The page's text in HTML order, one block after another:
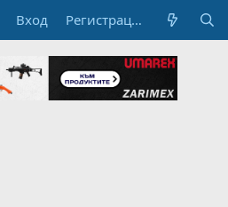
Вход Регистрация